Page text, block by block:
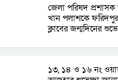
জেলা পরিষদ
খান পলাশকে
ক্লাবের জন্মদিনের
১৩, ১৪ ও ১৬ নং